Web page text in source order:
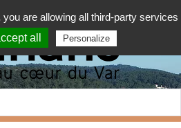
you are allowing all third-party services
all
Personalize